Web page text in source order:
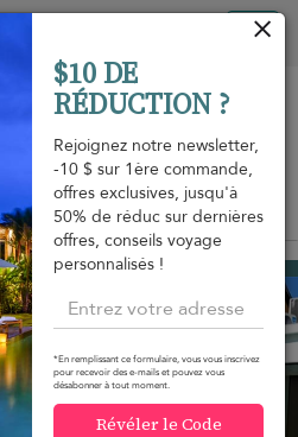
à partir de
$10 DE
RÉDUCTION ?
Rejoignez notre newsletter,
-10 $ sur 1ère commande,
offres exclusives, jusqu'à
50% de réduc sur dernières
offres, conseils voyage
personnalisés !
*En remplissant ce formulaire, vous vous inscrivez
pour recevoir des e-mails et pouvez vous
désabonner à tout moment.
Révéler le Code